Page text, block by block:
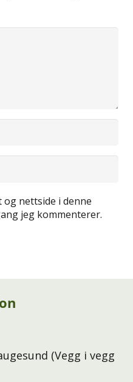
nettside i denne
jeg kommenterer.
(Vegg i vegg